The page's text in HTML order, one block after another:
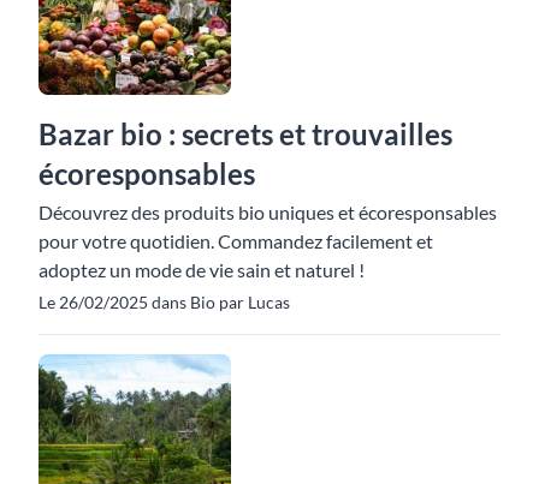
Bazar bio : secrets et trouvailles
écoresponsables
Découvrez des produits bio uniques et écoresponsables
pour votre quotidien. Commandez facilement et
adoptez un mode de vie sain et naturel !
Le 26/02/2025 dans Bio par Lucas